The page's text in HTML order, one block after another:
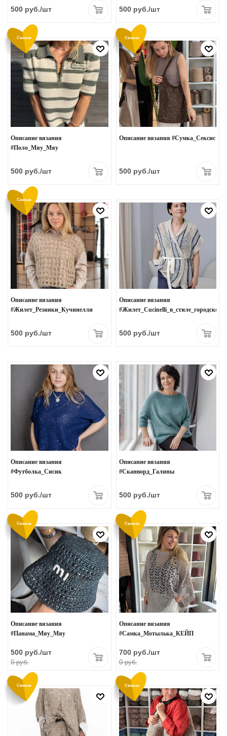
500 руб./шт 500руб./шт
Свежак
Описание вязания
#Поло_Мяу_Мяу
500 руб./шт
Свежак
Описание вязания #Сумка_Сексис
500руб./шт
Свежак
Описание вязания
#Жилет_Резинки_Кучинелли
500 руб./шт
Описание вязания
500руб./шт
Описание вязания
#Футболка_Сисик
500 руб./шт
Описание вязания
#Сканворд_Галины
500руб./шт
Свежак
Описание вязания
#Панама_Мяу_Мяу
500 руб./шт
0 руб.
Свежак
Описание вязания
#Самка_Мотылька_КЕЙП
700руб./шт
0 руб.
Свежак Свежак